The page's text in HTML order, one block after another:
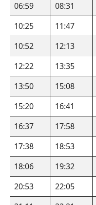
06:59
08:31
10:25
11:47
10:52
12:13
12:22
13:35
13:50
15:08
15:20
16:41
16:37
17:58
17:38
18:53
18:06
19:32
20:53
22:05